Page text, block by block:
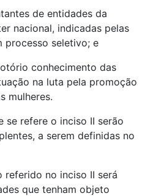
de entidades da
nacional, indicadas pelas
processo seletivo; e
conhecimento das
na luta pela promoção
mulheres.
se refere o inciso II serão
a serem definidas no
referido no inciso II será
que tenham objeto